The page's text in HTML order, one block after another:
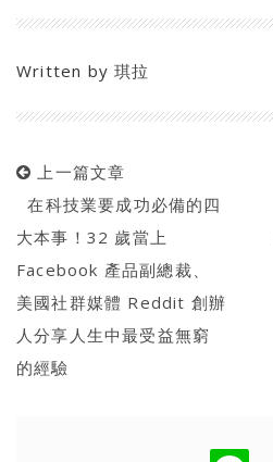
Written by琪拉
上一篇文章
在科技業要成功必備的四
大本事！32 歲當上
Facebook 產品副總裁、
美國社群媒體 Reddit 創辦
人分享人生中最受益無窮
的經驗